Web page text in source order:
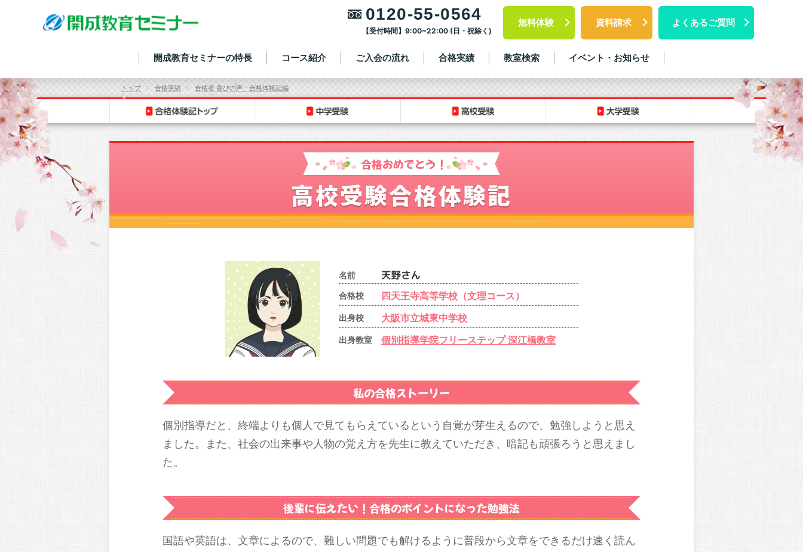
0120-55-0564
【受付時間】9:00~22:00 (日・祝除く)
無料体験 資料請求 よくあるご質問
開成教育セミナーの特長 コース紹介 ご入会の流れ 合格実績 教室検索 イベント・お知らせ
トップ 合格実績 合格者 喜びの声：合格体験記編
合格おめでとう！
高校受験合格体験記
名前
合格校 四天王寺高等学校（文理コース）
出身校 大阪市立城東中学校
出身教室 個別指導学院フリーステップ 深江橋教室
私の合格ストーリー
個別指導だと、終端よりも個人で見てもらえているという自覚が芽生えるので、勉強しようと思え
ました。また、社会の出来事や人物の覚え方を先生に教えていただき、暗記も頑張ろうと思えまし
た。
後輩に伝えたい！ 合格のポイントになった勉強法
国語や英語は、文章によるので、難しい問題でも解けるように普段から文章をできるだけ速く読ん